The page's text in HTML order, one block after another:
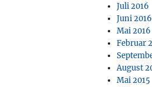
Juli 2016
Juni 2016
Mai 2016
Februar
August
Mai 2015